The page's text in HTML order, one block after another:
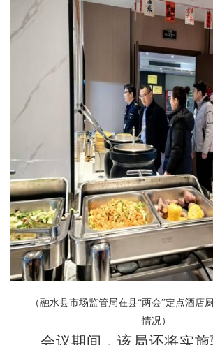
（融水县市场监管局在县“两会”定点酒店
情况）
会议期间，该局还将实